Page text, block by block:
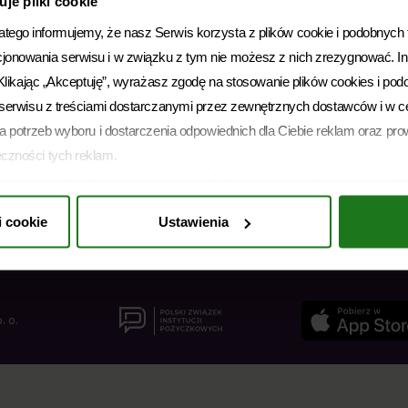
informujemy, że nasz Serwis korzysta z plików cookie i
serwisu i w związku z tym nie możesz z nich zrezygnować.
„Akceptuję”, wyrażasz zgodę na stosowanie plików cookies i
z treściami dostarczanymi przez zewnętrznych dostawców i w
potrzeb wyboru i dostarczenia odpowiednich dla Ciebie reklam oraz
tych reklam.
z prawem używania plików cookies i podobnych technologii, którego
informujemy, że administratorem Twoich danych jest Soonly Finance
02-092 Warszawa. W „Ustawieniach preferencji” możesz
cookie Ustawienia
Polityka prywatności
Polityka plików cookies
Rodzaje pożyczek
Dostępność
o.